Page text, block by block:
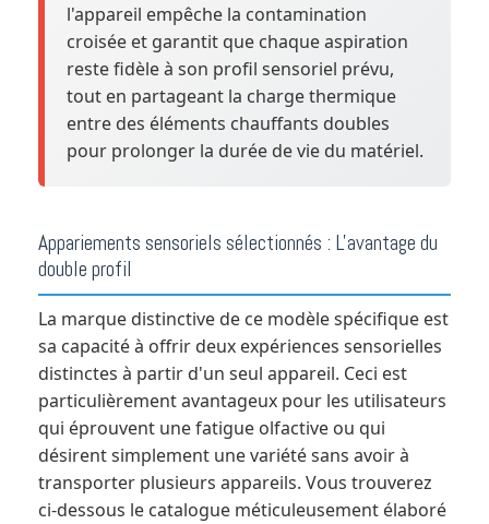
l'appareil empêche la contamination
croisée et garantit que chaque aspiration
reste fidèle à son profil sensoriel prévu,
tout en partageant la charge thermique
entre des éléments chauffants doubles
pour prolonger la durée de vie du matériel.
Appariements sensoriels sélectionnés : L'avantage du
double profil
La marque distinctive de ce modèle spécifique est
sa capacité à offrir deux expériences sensorielles
distinctes à partir d'un seul appareil. Ceci est
particulièrement avantageux pour les utilisateurs
qui éprouvent une fatigue olfactive ou qui
désirent simplement une variété sans avoir à
transporter plusieurs appareils. Vous trouverez
ci-dessous le catalogue méticuleusement élaboré